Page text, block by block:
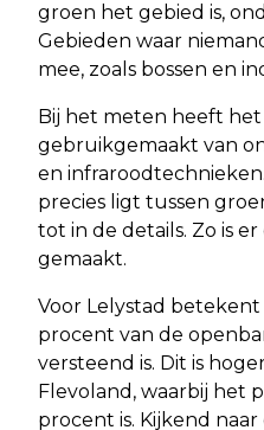
groen het gebied is,
Gebieden waar
mee, zoals bossen en
Bij het meten heeft
gebruikgemaakt van
en
precies ligt tussen
tot in de details. Zo is
gemaakt.
Voor Lelystad
procent van de
versteend is. Dit is
Flevoland, waarbij het
procent is. Kijkend